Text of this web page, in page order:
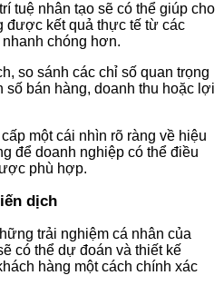
tuệ nhân tạo sẽ có thể giúp cho
được kết quả thực tế từ các
chóng hơn.
so sánh các chỉ số quan trọng
số bán hàng, doanh thu hoặc lợi
một cái nhìn rõ ràng về hiệu
để doanh nghiệp có thể điều
phù hợp.
dịch
trải nghiệm cá nhân của
có thể dự đoán và thiết kế
hàng một cách chính xác